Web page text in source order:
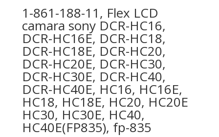
1-861-188-11, Flex LCD
camara sony DCR-HC16,
DCR-HC16E, DCR-HC18,
DCR-HC18E, DCR-HC20,
DCR-HC20E, DCR-HC30,
DCR-HC30E, DCR-HC40,
DCR-HC40E, HC16, HC16E,
HC18, HC18E, HC20, HC20E
HC30, HC30E, HC40,
HC40E(FP835), fp-835